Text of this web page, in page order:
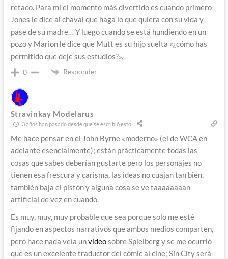
retaco. Para mí el momento más divertido es cuando primero
Jones le dice al chaval que haga lo que quiera con su vida y
pase de su madre… Y luego cuando se está hundiendo en un
pozo y Marion le dice que Mutt es su hijo suelta «¿cómo has
permitido que deje sus estudios?».
0 Responder
Stravinkay Modelarus
3 años han pasado desde que se escribió esto
Me hace pensar en el John Byrne «moderno» (el de WCA en
adelante esencialmente); están prácticamente todas las
cosas que sabes deberían gustarte pero los personajes no
tienen esa frescura y carisma, las ideas no cuajan tan bien,
también baja el pistón y alguna cosa se ve taaaaaaaan
artificial de vez en cuando.
Es muy, muy, muy probable que sea porque solo me esté
fijando en aspectos narrativos que ambos medios comparten,
pero hace nada veía unvideosobre Spielberg y se me ocurrió
que es un excelente traductor del cómic al cine; Sin City será